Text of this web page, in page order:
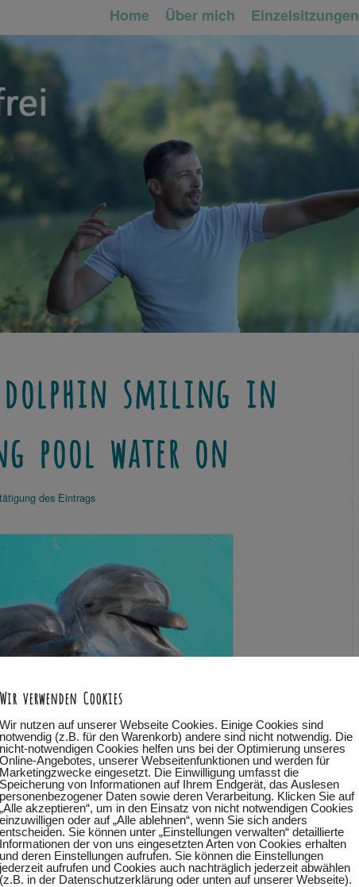
Home Über mich Einzelsitzungen
smiling in
pool water on
des Eintrags
swimming pool water on a clear sunny day
Weiter →
Wir verwenden Cookies
Wir nutzen auf unserer Webseite Cookies. Einige Cookies sind
notwendig (z.B. für den Warenkorb) andere sind nicht notwendig. Die
nicht-notwendigen Cookies helfen uns bei der Optimierung unseres
Online-Angebotes, unserer Webseitenfunktionen und werden für
Marketingzwecke eingesetzt. Die Einwilligung umfasst die
Speicherung von Informationen auf Ihrem Endgerät, das Auslesen
personenbezogener Daten sowie deren Verarbeitung. Klicken Sie auf
„Alle akzeptieren“, um in den Einsatz von nicht notwendigen Cookies
einzuwilligen oder auf „Alle ablehnen“, wenn Sie sich anders
entscheiden. Sie können unter „Einstellungen verwalten“ detaillierte
Informationen der von uns eingesetzten Arten von Cookies erhalten
und deren Einstellungen aufrufen. Sie können die Einstellungen
jederzeit aufrufen und Cookies auch nachträglich jederzeit abwählen
(z.B. in der Datenschutzerklärung oder unten auf unserer Webseite).